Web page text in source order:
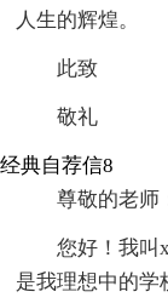
人生的辉煌。
此致
敬礼
经典自荐信8
尊敬的老师
您好！我叫
是我理想中的学